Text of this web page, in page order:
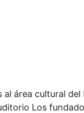
área cultural del
Los